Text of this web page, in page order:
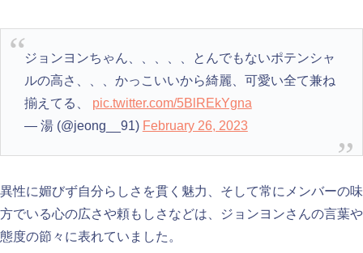
ジョンヨンちゃん、、、、、とんでもないポテンシャ
ルの高さ、、、かっこいいから綺麗、可愛い全て兼ね
揃えてる、 pic.twitter.com/5BlREkYgna
— 湯 (@jeong__91) February 26, 2023
異性に媚びず自分らしさを貫く魅力、そして常にメンバーの味
方でいる心の広さや頼もしさなどは、ジョンヨンさんの言葉や
態度の節々に表れていました。